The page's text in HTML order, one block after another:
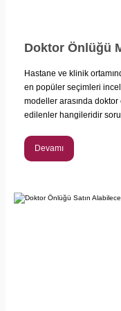
Hastane ve klinik
en popüler seçimleri
modeller arasında
edilenler hangileridir
Devamı